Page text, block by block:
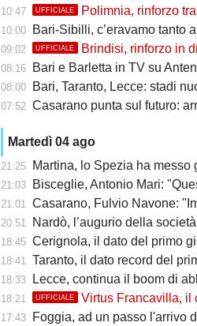
10:47 UFFICIALE Polimnia, rinforzo tra i
10:00 Bari-Sibilli, c’eravamo tanto
09:02 UFFICIALE Brindisi, rinforzo in
08:16 Bari e Barletta in TV su Antenna
08:00 Bari, Taranto, Lecce: stadi nuovi e
07:52 Casarano punta sul futuro:
Martedì 04 ago
21:25 Martina, lo Spezia ha
21:03 Bisceglie, Antonio Mari:
21:01 Casarano, Fulvio Navone:
20:51 Nardò, l’augurio della
18:45 Cerignola, il dato del primo
18:41 Taranto, il dato record del
18:33 Lecce, continua il boom di
18:21 UFFICIALE Virtus Francavilla, il
17:43 Foggia, ad un passo l'arrivo